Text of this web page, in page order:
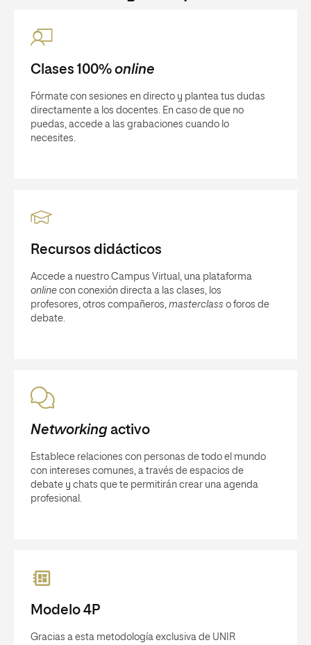
Clases 100% online
Fórmate con sesiones en directo y plantea tus dudas
directamente a los docentes. En caso de que no
puedas, accede a las grabaciones cuando lo
necesites.
Recursos didácticos
Accede a nuestro Campus Virtual, una plataforma
online con conexión directa a las clases, los
profesores, otros compañeros, masterclass o foros de
debate.
Networkingactivo
Establece relaciones con personas de todo el mundo
con intereses comunes, a través de espacios de
debate y chats que te permitirán crear una agenda
profesional.
Modelo 4P
Gracias a esta metodología exclusiva de UNIR